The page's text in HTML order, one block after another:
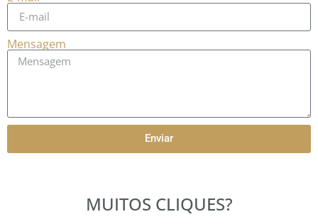
Mensagem
Enviar
MUITOS CLIQUES?